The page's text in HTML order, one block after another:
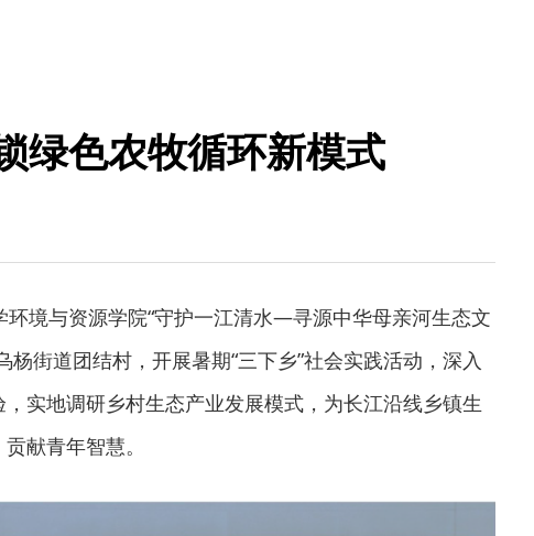
绿色农牧循环新模式
环境与资源学院“守护一江清水—寻源中华母亲河生态文
杨街道团结村，开展暑期“三下乡”社会实践活动，深入
实地调研乡村生态产业发展模式，为长江沿线乡镇生
献青年智慧。